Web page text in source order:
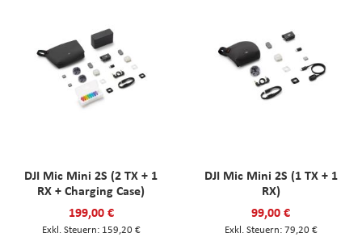
DJI Mic Mini 2S (2 TX + 1
RX + Charging Case)
199,00 €
159,20 €
DJI Mic Mini 2S (1 TX + 1
RX)
99,00 €
79,20 €